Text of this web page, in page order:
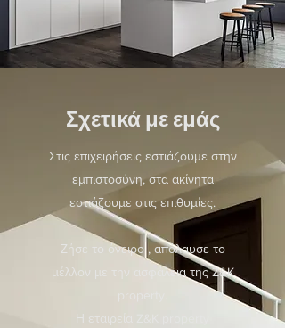
Σχετικά με εμάς
Στις επιχειρήσεις εστιάζουμε στην
εμπιστοσύνη, στα ακίνητα
εστιάζουμε στις επιθυμίες.
Ζήσε το όνειρο , απόλαυσε το
μέλλον με την ασφάλεια της Z&K
Η εταιρεία Z&K property